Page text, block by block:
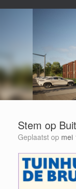
Stem op
Geplaatst op mei